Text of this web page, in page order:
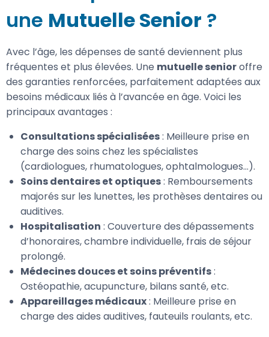
une Mutuelle Senior ?
Avec l’âge, les dépenses de santé deviennent plus
fréquentes et plus élevées. Une mutuelle senioroffre
des garanties renforcées, parfaitement adaptées aux
besoins médicaux liés à l’avancée en âge. Voici les
principaux avantages :
Consultations spécialisées: Meilleure prise en
charge des soins chez les spécialistes
(cardiologues, rhumatologues, ophtalmologues…).
Soins dentaires et optiques: Remboursements
majorés sur les lunettes, les prothèses dentaires ou
auditives.
Hospitalisation : Couverture des dépassements
d’honoraires, chambre individuelle, frais de séjour
prolongé.
Médecines douces et soins préventifs:
Ostéopathie, acupuncture, bilans santé, etc.
Appareillages médicaux: Meilleure prise en
charge des aides auditives, fauteuils roulants, etc.